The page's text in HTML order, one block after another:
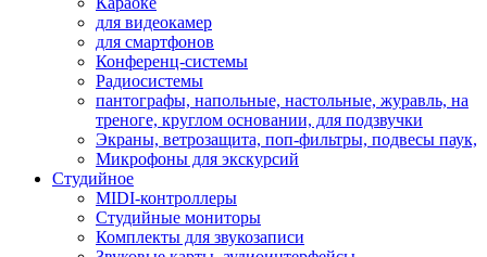
для видеокамер
для смартфонов
Конференц-системы
Радиосистемы
пантографы, напольные, настольные, журавль, на
треноге, круглом основании, для подзвучки
Экраны, ветрозащита, поп-фильтры, подвесы паук,
Микрофоны для экскурсий
Студийное
MIDI-контроллеры
Студийные мониторы
Комплекты для звукозаписи